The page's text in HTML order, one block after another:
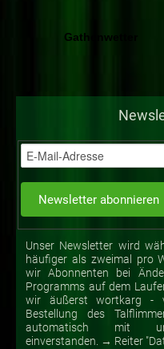
Unser Newsletter wird
häufiger als zweimal pro
wir Abonnenten bei
Programms auf dem
wir äußerst wortkarg -
Bestellung des
automatisch mit
einverstanden. → Reiter